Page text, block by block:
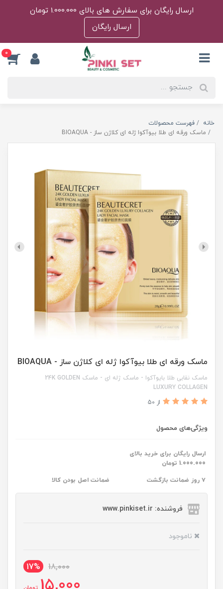
ارسال رایگان برای سفارش های بالای 1.000.000 تومان
ارسال رایگان
0
خانه
فهرست محصولات
ماسک ورقه ای طلا بیوآکوا ژله ای کلاژن ساز - BIOAQUA
ماسک ورقه ای طلا بیوآکوا ژله ای کلاژن ساز - BIOAQUA
ماسک نقابی طلا بایوآکوا - ماسک ژله ای - ماسک 24K GOLDEN
LUXURY COLLAGEN
از 50
ویژگی‌های محصول
ارسال رایگان برای خرید بالای
1.000.000 تومان
۷ روز ضمانت بازگشت ضمانت اصل بودن کالا
فروشنده: www.pinkiset.ir
ناموجود
18,000
17%